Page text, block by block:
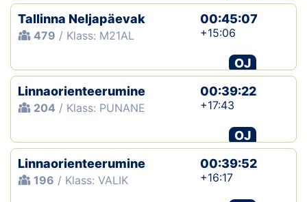
Tallinna Neljapäevak
479 / Klass: M21AL
00:45:07
+15:06
OJ
Linnaorienteerumine
204 / Klass: PUNANE
00:39:22
+17:43
OJ
Linnaorienteerumine
196 / Klass: VALIK
00:39:52
+16:17